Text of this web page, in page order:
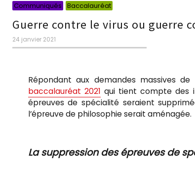
Communiqués Baccalauréat
Guerre contre le virus ou guerre
Publié
le
24 janvier 2021
Répondant aux demandes massives de
baccalauréat 2021 qui tient compte des
épreuves de spécialité seraient
l’épreuve de philosophie serait aménagée.
La suppression des épreuves de